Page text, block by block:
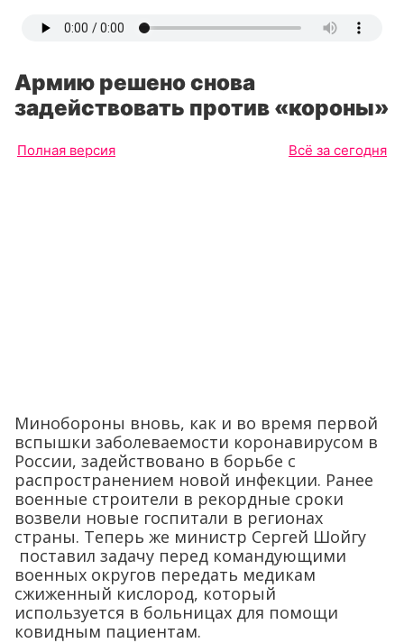
Армию решено снова
задействовать против «короны»
Полная версия Всё за сегодня
Минобороны вновь, как и во время первой
вспышки заболеваемости коронавирусом в
России, задействовано в борьбе с
распространением новой инфекции. Ранее
военные строители в рекордные сроки
возвели новые госпитали в регионах
страны. Теперь же министр Сергей Шойгу
поставил задачу перед командующими
военных округов передать медикам
сжиженный кислород, который
используется в больницах для помощи
ковидным пациентам.